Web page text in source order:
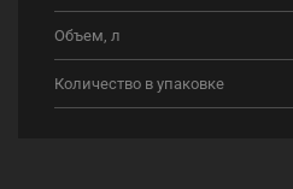
Объем, л
Количество в упаковке